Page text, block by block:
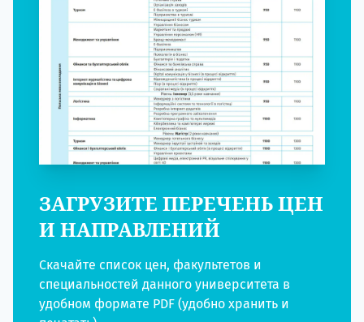
ЗАГРУЗИТЕ ПЕРЕЧЕНЬ ЦЕН
И НАПРАВЛЕНИЙ
Скачайте список цен, факультетов и
специальностей данного университета в
удобном формате PDF (удобно хранить и